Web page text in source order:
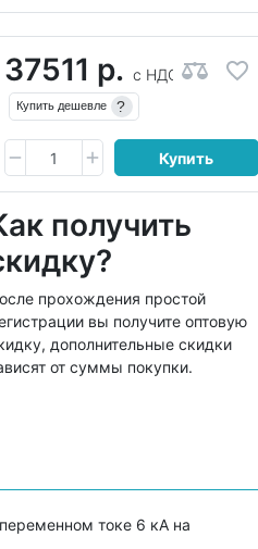
37511 р. с НДС
Купить дешевле ?
Купить
получить
прохождения простой
вы получите оптовую
дополнительные скидки
от суммы покупки.
токе 6 кА на